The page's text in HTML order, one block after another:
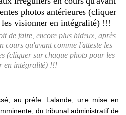
de faire, encore plus hideux, après
cours qu'avant comme l'atteste les
(cliquer sur chaque photo pour les
en intégralité) !!!
au préfet Lalande, une mise en
du tribunal administratif de